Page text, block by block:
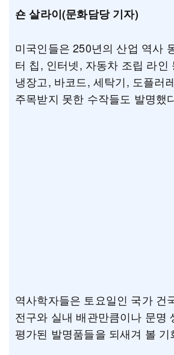
숀 살라이(문화담당 기자)
미국인들은 250년의 산업 역사
터 칩, 인터넷, 자동차 조립 라인
냉장고, 바코드, 세탁기, 도플러
주목받지 못한 수작들도 발명했
역사학자들은 토요일인 국가 건
전구와 실내 배관만큼이나 문명
평가된 발명품들을 되새겨 볼